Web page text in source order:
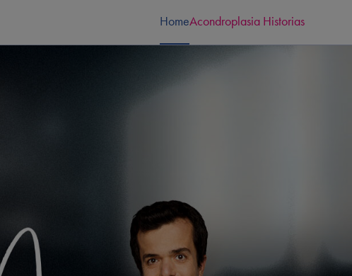
HomeAcondroplasia Historias